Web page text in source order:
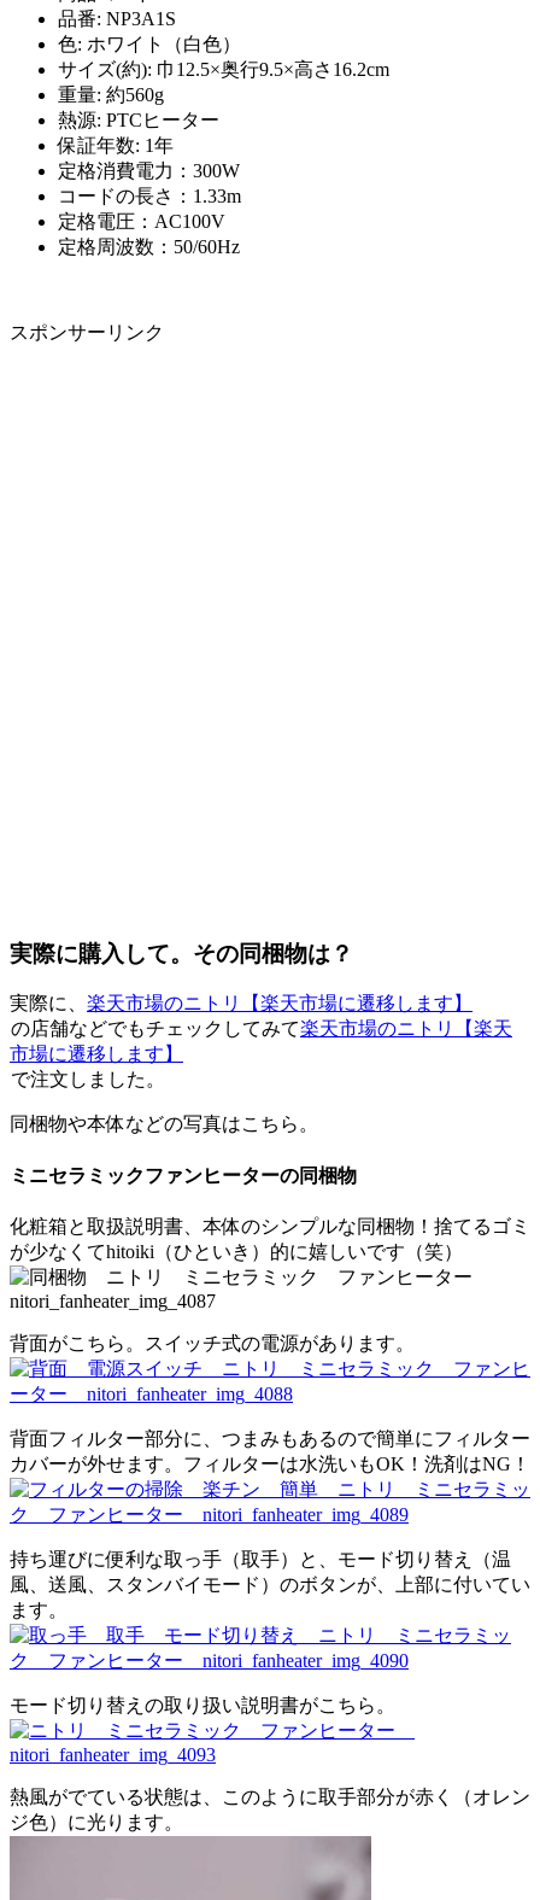
品番: NP3A1S
色: ホワイト（白色）
サイズ(約): 巾12.5×奥行9.5×高さ16.2cm
重量: 約560g
熱源: PTCヒーター
保証年数: 1年
定格消費電力：300W
コードの長さ：1.33m
定格電圧：AC100V
定格周波数：50/60Hz
スポンサーリンク
実際に購入して。その同梱物は？
実際に、 楽天市場のニトリ
【楽天市場に遷移します】
の店舗などでもチェックしてみて楽天市場のニトリ
【楽天
市場に遷移します】
で注文しました。
同梱物や本体などの写真はこちら。
ミニセラミックファンヒーターの同梱物
化粧箱と取扱説明書、本体のシンプルな同梱物！捨てるゴミ
が少なくてhitoiki（ひといき）的に嬉しいです（笑）
背面がこちら。スイッチ式の電源があります。
背面フィルター部分に、つまみもあるので簡単にフィルター
カバーが外せます。フィルターは水洗いもOK！洗剤はNG！
持ち運びに便利な取っ手（取手）と、モード切り替え（温
風、送風、スタンバイモード）のボタンが、上部に付いてい
ます。
モード切り替えの取り扱い説明書がこちら。
熱風がでている状態は、このように取手部分が赤く（オレン
ジ色）に光ります。